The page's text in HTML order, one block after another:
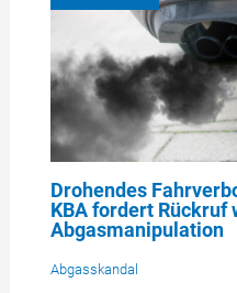
Drohendes
KBA fordert Rückruf
Abgasmanipulation
Abgasskandal